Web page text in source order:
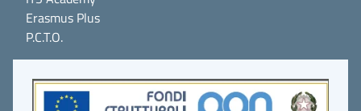
Erasmus Plus
P.C.T.O.